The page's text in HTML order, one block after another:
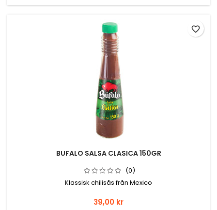
BUFALO SALSA CLASICA 150GR
(0)
Klassisk chilisås från Mexico
Pris
39,00 kr
favorite_border